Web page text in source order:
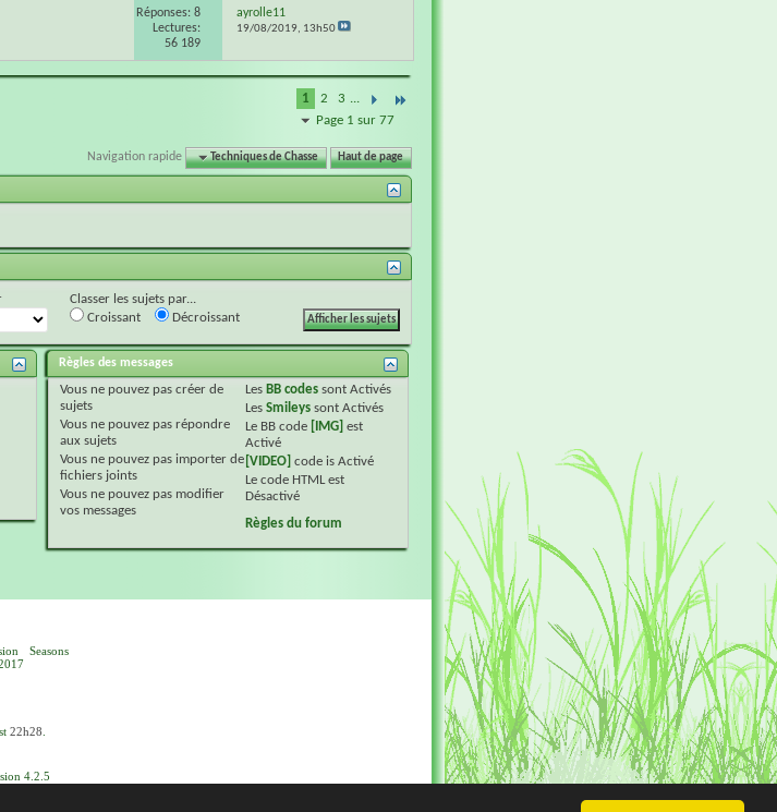
Réponses: 8
Lectures:
56 189
ayrolle11
19/08/2019, 13h50
1 2 3 ...
Page 1 sur 77
Navigation rapide Techniques de Chasse Haut de page
Classer les sujets par...
Croissant
Décroissant
Règles des messages
Vous ne pouvez pascréer de
sujets
Vous ne pouvez pasrépondre
aux sujets
Vous ne pouvez pasimporter de
fichiers joints
Vous ne pouvez pasmodifier
vos messages
Les BB codessont Activés
Les Smileyssont Activés
Le BB code
[IMG] est
Activé
[VIDEO] code is Activé
Le code HTML est
Désactivé
Règles du forum
Seasons
22h28
4.2.5